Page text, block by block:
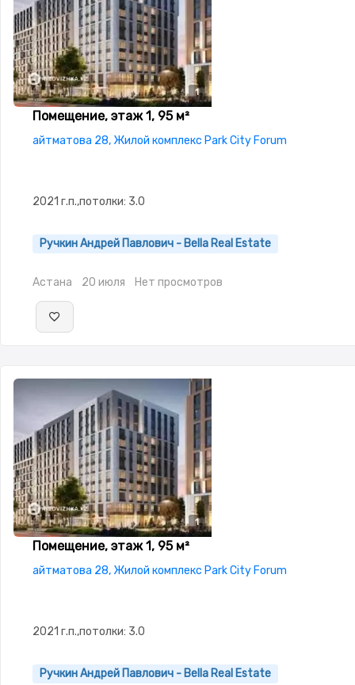
1
Помещение, этаж 1, 95 м²
айтматова 28, Жилой комплекс Park City Forum
2021 г.п.,потолки: 3.0
Ручкин Андрей Павлович - Bella Real Estate
Астана 20 июля Нет просмотров
1
Помещение, этаж 1, 95 м²
айтматова 28, Жилой комплекс Park City Forum
2021 г.п.,потолки: 3.0
Ручкин Андрей Павлович - Bella Real Estate